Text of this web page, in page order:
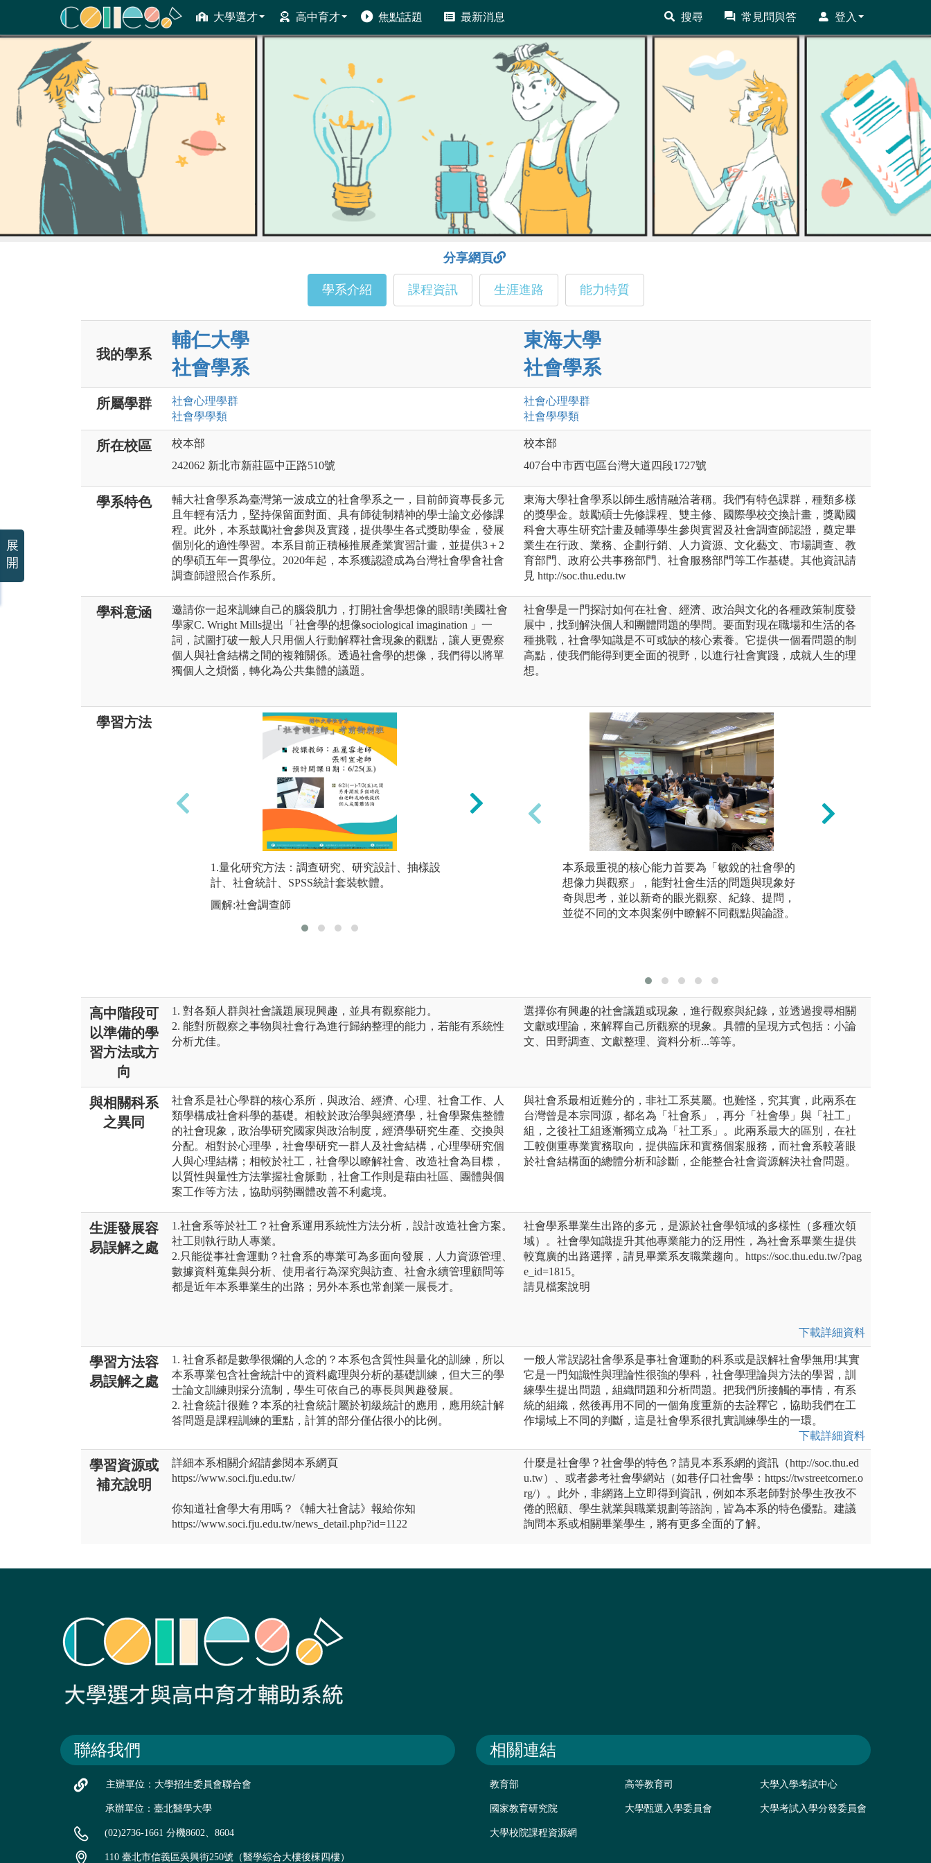
大學選才 高中育才 焦點話題 最新消息 搜尋 常見問與答 登入
ColleGo! 大學選才與高中育才輔助系統
分享網頁
學系介紹 課程資訊 生涯進路 能力特質
我的學系
輔仁大學
社會學系
東海大學
社會學系
所屬學群 社會心理學群
社會學學類
社會心理學群
社會學學類
所在校區
校本部
242062 新北市新莊區中正路510號
校本部
407台中市西屯區台灣大道四段1727號
學系特色
輔大社會學系為臺灣第一波成立的社會學系之一，目前師資專長多元
且年輕有活力，堅持保留面對面、具有師徒制精神的學士論文必修課
程。此外，本系鼓勵社會參與及實踐，提供學生各式獎助學金，發展
個別化的適性學習。本系目前正積極推展產業實習計畫，並提供3＋2
的學碩五年一貫學位。2020年起，本系獲認證成為台灣社會學會社會
調查師證照合作系所。
東海大學社會學系以師生感情融洽著稱。我們有特色課群，種類多樣
的獎學金。鼓勵碩士先修課程、雙主修、國際學校交換計畫，獎勵國
科會大專生研究計畫及輔導學生參與實習及社會調查師認證，奠定畢
業生在行政、業務、企劃行銷、人力資源、文化藝文、市場調查、教
育部門、政府公共事務部門、社會服務部門等工作基礎。其他資訊請
見 http://soc.thu.edu.tw
學科意涵
邀請你一起來訓練自己的腦袋肌力，打開社會學想像的眼睛!美國社會
學家C. Wright Mills提出「社會學的想像sociological imagination 」一
詞，試圖打破一般人只用個人行動解釋社會現象的觀點，讓人更覺察
個人與社會結構之間的複雜關係。透過社會學的想像，我們得以將單
獨個人之煩惱，轉化為公共集體的議題。
社會學是一門探討如何在社會、經濟、政治與文化的各種政策制度發
展中，找到解決個人和團體問題的學問。要面對現在職場和生活的各
種挑戰，社會學知識是不可或缺的核心素養。它提供一個看問題的制
高點，使我們能得到更全面的視野，以進行社會實踐，成就人生的理
想。
學習方法
1.量化研究方法：調查研究、研究設計、抽樣設
計、社會統計、SPSS統計套裝軟體。
圖解:社會調查師
2.質性研究方法：訪談、焦點團體、田野調查
法、紮根理論。
圖解:優秀學士論文海報展
本系最重視的核心能力首要為「敏銳的社會學的
想像力與觀察」，能對社會生活的問題與現象好
奇與思考，並以新奇的眼光觀察、紀錄、提問，
並從不同的文本與案例中瞭解不同觀點與論證。
高中階段可
以準備的學
習方法或方
向
1. 對各類人群與社會議題展現興趣，並具有觀察能力。
2. 能對所觀察之事物與社會行為進行歸納整理的能力，若能有系統性
分析尤佳。
選擇你有興趣的社會議題或現象，進行觀察與紀錄，並透過搜尋相關
文獻或理論，來解釋自己所觀察的現象。具體的呈現方式包括：小論
文、田野調查、文獻整理、資料分析...等等。
與相關科系
之異同
社會系是社心學群的核心系所，與政治、經濟、心理、社會工作、人
類學構成社會科學的基礎。相較於政治學與經濟學，社會學聚焦整體
的社會現象，政治學研究國家與政治制度，經濟學研究生產、交換與
分配。相對於心理學，社會學研究一群人及社會結構，心理學研究個
人與心理結構；相較於社工，社會學以瞭解社會、改造社會為目標，
以質性與量性方法掌握社會脈動，社會工作則是藉由社區、團體與個
案工作等方法，協助弱勢團體改善不利處境。
與社會系最相近難分的，非社工系莫屬。也難怪，究其實，此兩系在
台灣曾是本宗同源，都名為「社會系」，再分「社會學」與「社工」
組，之後社工組逐漸獨立成為「社工系」。此兩系最大的區別，在社
工較側重專業實務取向，提供臨床和實務個案服務，而社會系較著眼
於社會結構面的總體分析和診斷，企能整合社會資源解決社會問題。
生涯發展容
易誤解之處
1.社會系等於社工？社會系運用系統性方法分析，設計改造社會方案。
社工則執行助人專業。
2.只能從事社會運動？社會系的專業可為多面向發展，人力資源管理、
數據資料蒐集與分析、使用者行為深究與訪查、社會永續管理顧問等
都是近年本系畢業生的出路；另外本系也常創業一展長才。
社會學系畢業生出路的多元，是源於社會學領域的多樣性（多種次領
域）。社會學知識提升其他專業能力的泛用性，為社會系畢業生提供
較寬廣的出路選擇，請見畢業系友職業趨向。https://soc.thu.edu.tw/?pag
e_id=1815。
請見檔案說明
下載詳細資料
學習方法容
易誤解之處
1. 社會系都是數學很爛的人念的？本系包含質性與量化的訓練，所以
本系專業包含社會統計中的資料處理與分析的基礎訓練，但大三的學
士論文訓練則採分流制，學生可依自己的專長與興趣發展。
2. 社會統計很難？本系的社會統計屬於初級統計的應用，應用統計解
答問題是課程訓練的重點，計算的部分僅佔很小的比例。
一般人常誤認社會學系是事社會運動的科系或是誤解社會學無用!其實
它是一門知識性與理論性很強的學科，社會學理論與方法的學習，訓
練學生提出問題，組織問題和分析問題。把我們所接觸的事情，有系
統的組織，然後再用不同的一個角度重新的去詮釋它，協助我們在工
作場域上不同的判斷，這是社會學系很扎實訓練學生的一環。
下載詳細資料
學習資源或
補充說明
詳細本系相關介紹請參閱本系網頁
https://www.soci.fju.edu.tw/
你知道社會學大有用嗎？《輔大社會誌》報給你知
https://www.soci.fju.edu.tw/news_detail.php?id=1122
什麼是社會學？社會學的特色？請見本系系網的資訊（http://soc.thu.ed
u.tw）、或者參考社會學網站（如巷仔口社會學：https://twstreetcorner.o
rg/）。此外，非網路上立即得到資訊，例如本系老師對於學生孜孜不
倦的照顧、學生就業與職業規劃等諮詢，皆為本系的特色優點。建議
詢問本系或相關畢業學生，將有更多全面的了解。
聯絡我們
主辦單位：大學招生委員會聯合會
承辦單位：臺北醫學大學
(02)2736-1661 分機8602、8604
110 臺北市信義區吳興街250號（醫學綜合大樓後棟四樓）
相關連結
教育部 高等教育司 大學入學考試中心
國家教育研究院 大學甄選入學委員會 大學考試入學分發委員會
大學校院課程資源網
展
開